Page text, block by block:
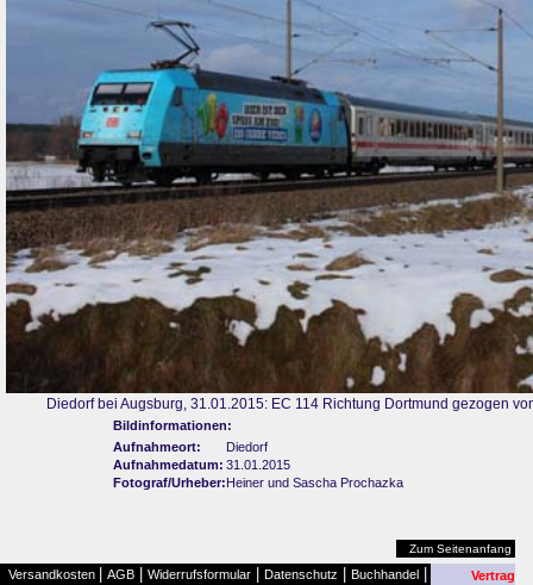
Diedorf bei Augsburg, 31.01.2015: EC 114 Richtung Dortmund gezogen
Bildinformationen:
Aufnahmeort:
Diedorf
Aufnahmedatum: 31.01.2015
Fotograf/Urheber:Heiner und Sascha Prochazka
Zum Seitenanfang
Versandkosten AGB Widerrufsformular Datenschutz Buchhandel
Vertrag